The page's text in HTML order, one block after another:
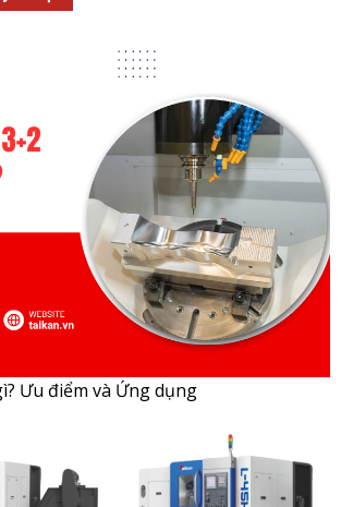
Ưu điểm và Ứng dụng